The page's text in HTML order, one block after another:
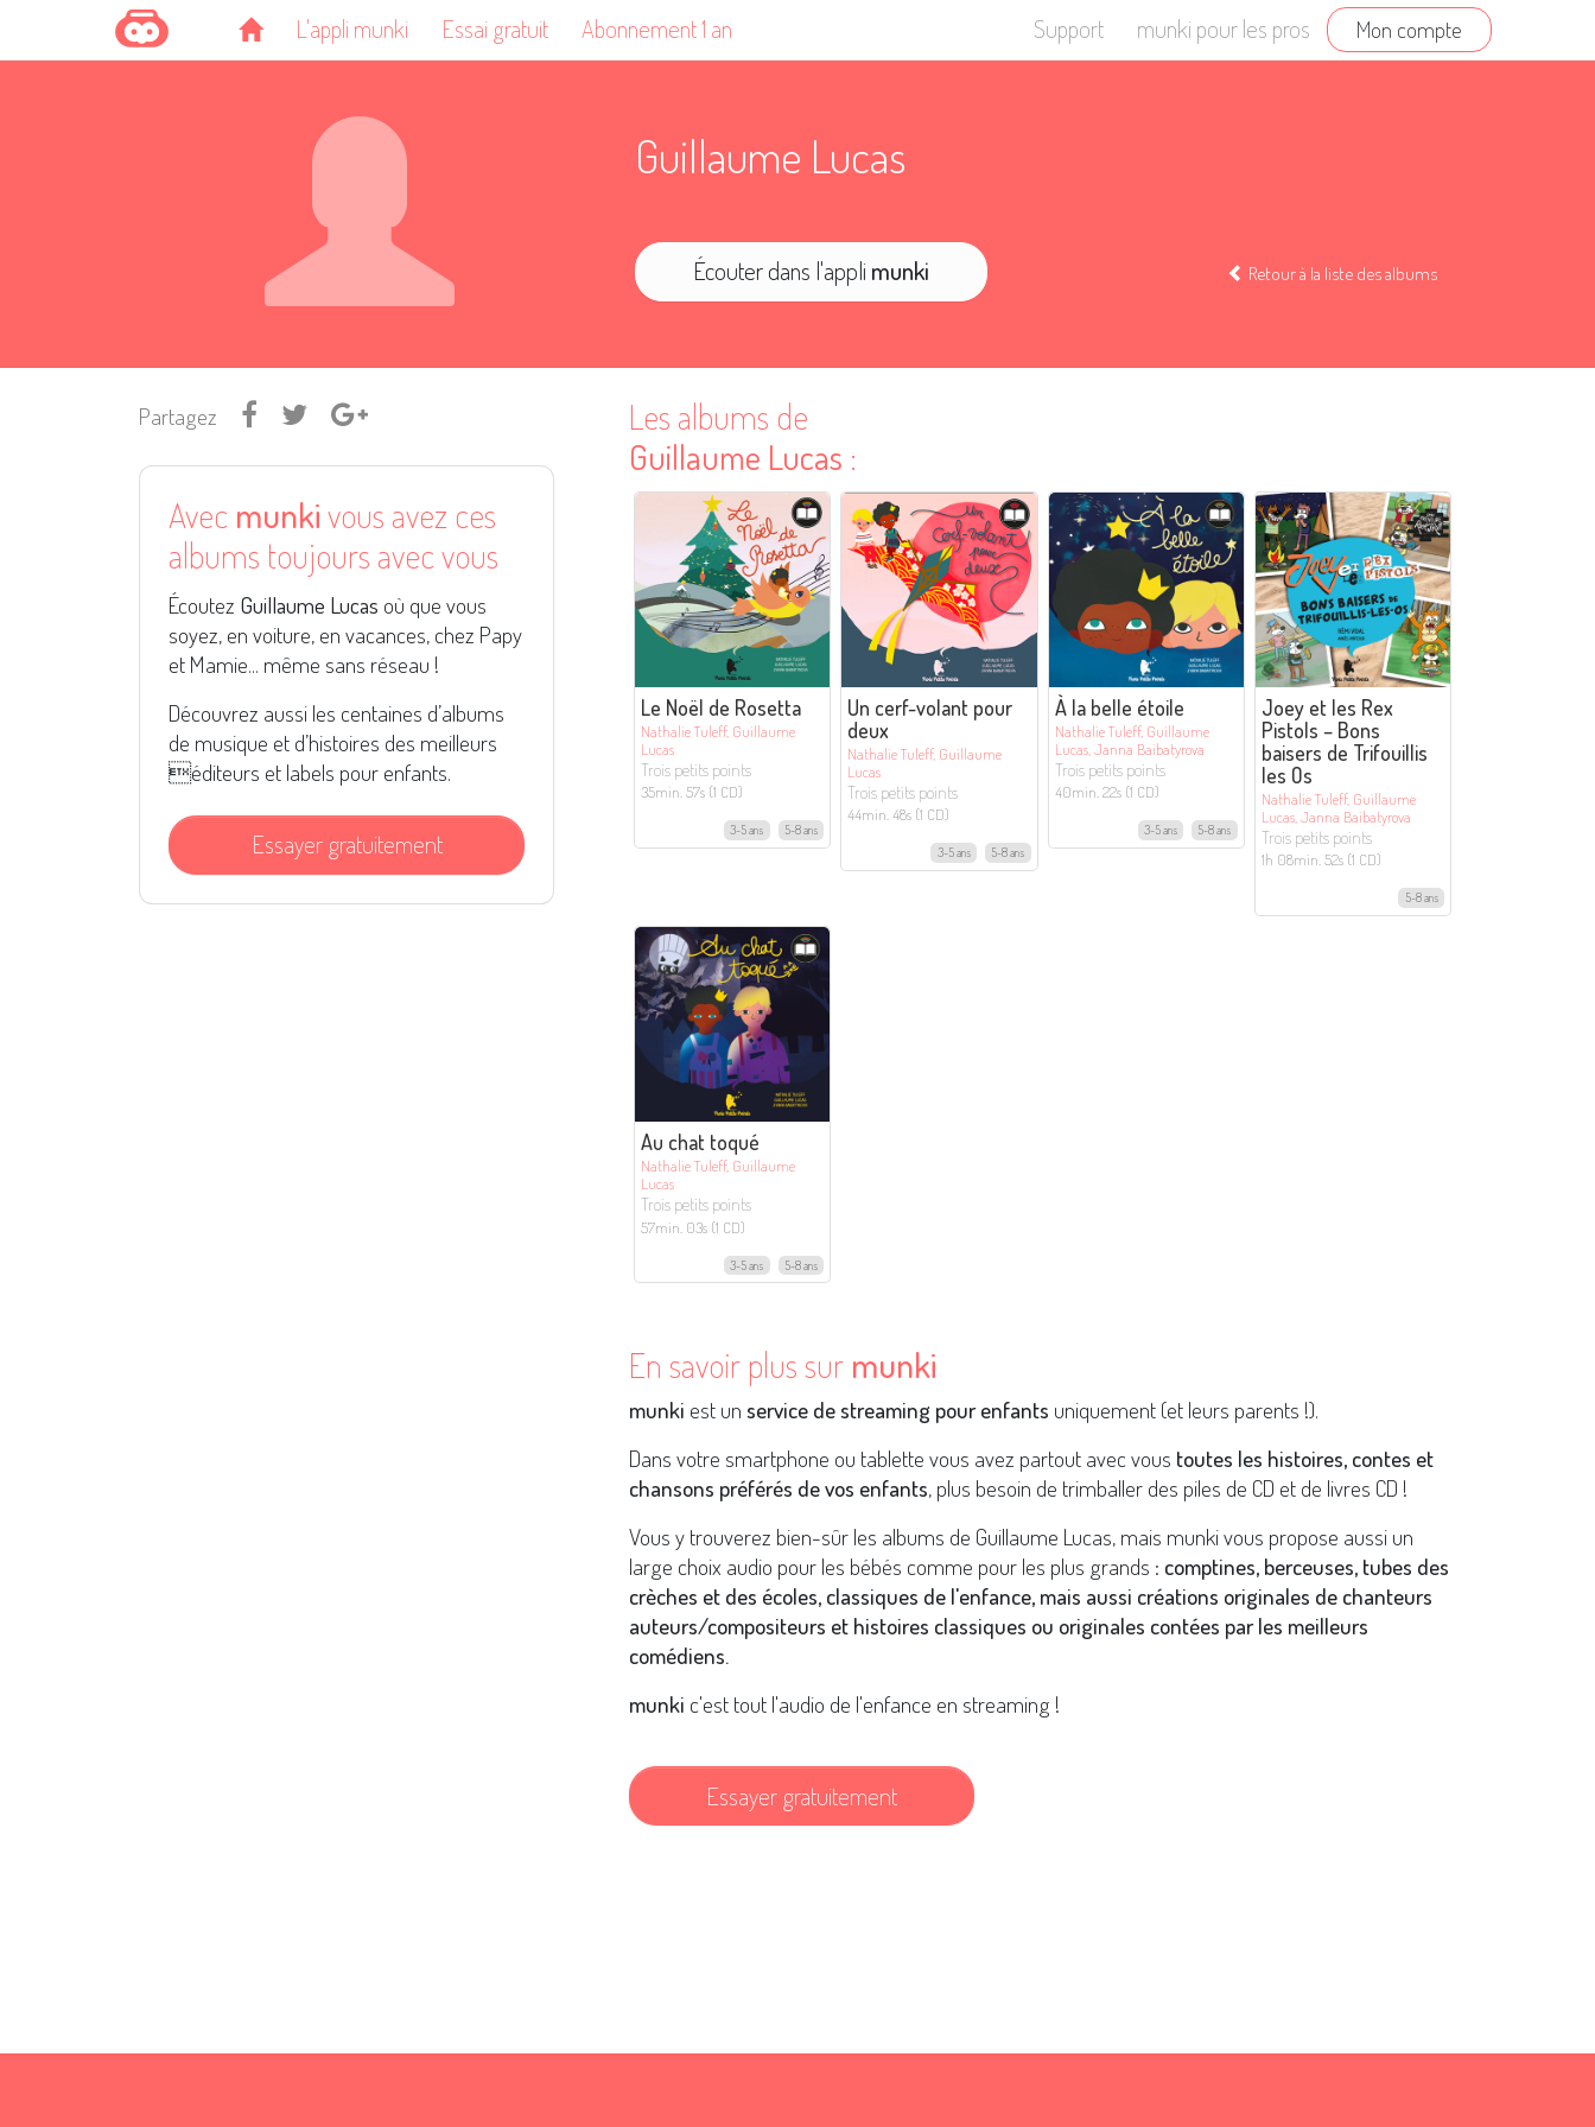
L'appli munki Essai gratuit Abonnement 1 an Support munki pour les pros Mon compte
Guillaume Lucas
Écouter dans l'appli munki Retour à la liste des albums
Partagez
Avec munkivous avez ces
albums toujours avec vous
Écoutez Guillaume Lucas où que vous
soyez, en voiture, en vacances, chez Papy
et Mamie... même sans réseau !
Découvrez aussi les centaines d’albums
de musique et d’histoires des meilleurs
éditeurs et labels pour enfants.
Essayer gratuitement
Les albums de
Guillaume Lucas :
Le Noël de Rosetta
Nathalie Tuleff, Guillaume
Lucas
Trois petits points
35min. 57s (1 CD)
3-5 ans 5-8 ans
Un cerf-volant pour
deux
Nathalie Tuleff, Guillaume
Lucas
Trois petits points
44min. 48s (1 CD)
3-5 ans 5-8 ans
À la belle étoile
Nathalie Tuleff, Guillaume
Lucas, Janna Baibatyrova
Trois petits points
40min. 22s (1 CD)
3-5 ans 5-8 ans
Joey et les Rex
Pistols – Bons
baisers de Trifouillis
les Os
Nathalie Tuleff, Guillaume
Lucas, Janna Baibatyrova
Trois petits points
1h 08min. 52s (1 CD)
5-8 ans
Au chat toqué
Nathalie Tuleff, Guillaume
Lucas
Trois petits points
57min. 03s (1 CD)
3-5 ans 5-8 ans
En savoir plus sur munki
munki est un service de streaming pour enfants uniquement (et leurs parents !).
Dans votre smartphone ou tablette vous avez partout avec vous toutes les histoires, contes et
chansons préférés de vos enfants, plus besoin de trimballer des piles de CD et de livres CD !
Vous y trouverez bien-sûr les albums de Guillaume Lucas, mais munki vous propose aussi un
large choix audio pour les bébés comme pour les plus grands : comptines, berceuses, tubes des
crèches et des écoles, classiques de l'enfance, mais aussi créations originales de chanteurs
auteurs/compositeurs et histoires classiques ou originales contées par les meilleurs
comédiens.
munki c'est tout l'audio de l'enfance en streaming !
Essayer gratuitement